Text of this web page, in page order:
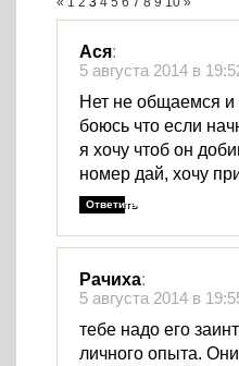
Ася:
5 августа 2014 в
Нет не общаемся и
боюсь что если
я хочу чтоб он
номер дай, хочу
Ответить
Рачиха:
5 августа 2014 в
тебе надо его
личного опыта.